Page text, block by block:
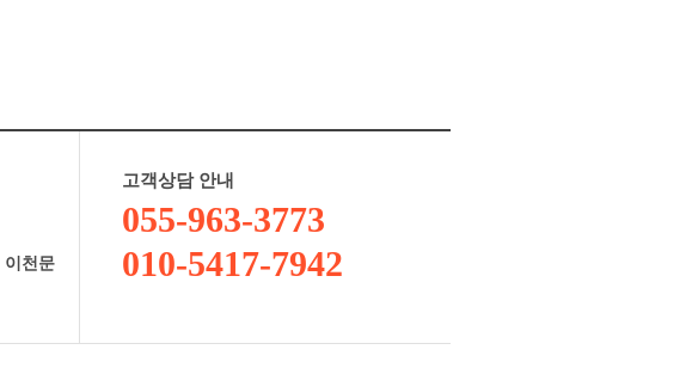
이천문
고객상담 안내
055-963-3773
010-5417-7942